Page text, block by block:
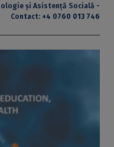
și Asistență Socială -
Contact: +4 0760 013 746